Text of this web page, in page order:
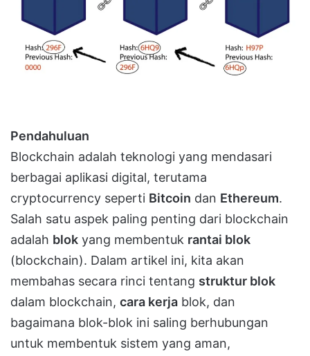
Pendahuluan
Blockchain adalah teknologi yang mendasari
berbagai aplikasi digital, terutama
cryptocurrency seperti Bitcoin dan Ethereum.
Salah satu aspek paling penting dari blockchain
adalah blok yang membentuk rantai blok
(blockchain). Dalam artikel ini, kita akan
membahas secara rinci tentang struktur blok
dalam blockchain, cara kerja blok, dan
bagaimana blok-blok ini saling berhubungan
untuk membentuk sistem yang aman,